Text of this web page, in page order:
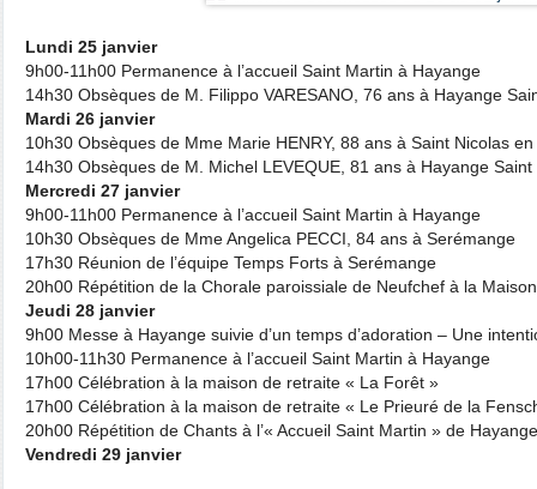
Lundi 25 janvier
9h00-11h00 Permanence à l’accueil Saint Martin à Hayange
14h30 Obsèques de M. Filippo VARESANO, 76 ans à Hayange
Mardi 26 janvier
10h30 Obsèques de Mme Marie HENRY, 88 ans à Saint Nicolas
14h30 Obsèques de M. Michel LEVEQUE, 81 ans à Hayange Saint
Mercredi 27 janvier
9h00-11h00 Permanence à l’accueil Saint Martin à Hayange
10h30 Obsèques de Mme Angelica PECCI, 84 ans à Serémange
17h30 Réunion de l’équipe Temps Forts à Serémange
20h00 Répétition de la Chorale paroissiale de Neufchef à la
Jeudi 28 janvier
9h00 Messe à Hayange suivie d’un temps d’adoration – Une
10h00-11h30 Permanence à l’accueil Saint Martin à Hayange
17h00 Célébration à la maison de retraite « La Forêt »
17h00 Célébration à la maison de retraite « Le Prieuré de la
20h00 Répétition de Chants à l’« Accueil Saint Martin » de Hayange
Vendredi 29 janvier